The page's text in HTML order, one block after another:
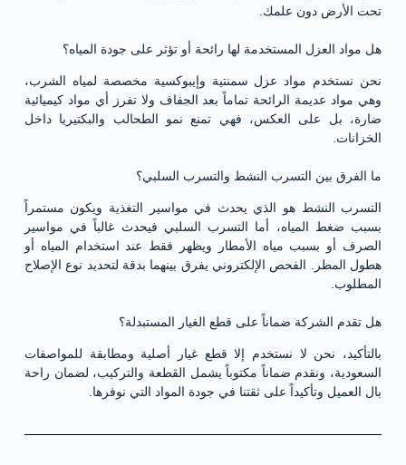
تحت الأرض دون علمك.
هل مواد العزل المستخدمة لها رائحة أو تؤثر على جودة المياه؟
نحن نستخدم مواد عزل سمنتية وإيبوكسية مخصصة لمياه الشرب،
وهي مواد عديمة الرائحة تماماً بعد الجفاف ولا تفرز أي مواد كيميائية
ضارة، بل على العكس، فهي تمنع نمو الطحالب والبكتيريا داخل
الخزانات.
ما الفرق بين التسرب النشط والتسرب السلبي؟
التسرب النشط هو الذي يحدث في مواسير التغذية ويكون مستمراً
بسبب ضغط المياه، أما التسرب السلبي فيحدث غالباً في مواسير
الصرف أو بسبب مياه الأمطار ويظهر فقط عند استخدام المياه أو
هطول المطر. الفحص الإلكتروني يفرق بينهما بدقة لتحديد نوع الإصلاح
المطلوب.
هل تقدم الشركة ضماناً على قطع الغيار المستبدلة؟
بالتأكيد، نحن لا نستخدم إلا قطع غيار أصلية ومطابقة للمواصفات
السعودية، ونقدم ضماناً مكتوباً يشمل القطعة والتركيب، لضمان راحة
بال العميل وتأكيداً على ثقتنا في جودة المواد التي نوفرها.